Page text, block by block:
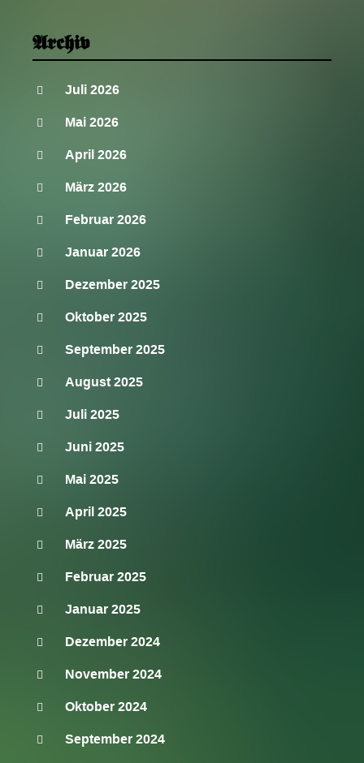
Archiv
Juli 2026
Mai 2026
April 2026
März 2026
Februar 2026
Januar 2026
Dezember 2025
Oktober 2025
September 2025
August 2025
Juli 2025
Juni 2025
Mai 2025
April 2025
März 2025
Februar 2025
Januar 2025
Dezember 2024
November 2024
Oktober 2024
September 2024